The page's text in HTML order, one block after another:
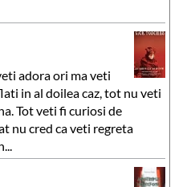
adora ori ma veti
in al doilea caz, tot nu veti
Tot veti fi curiosi de
nu cred ca veti regreta